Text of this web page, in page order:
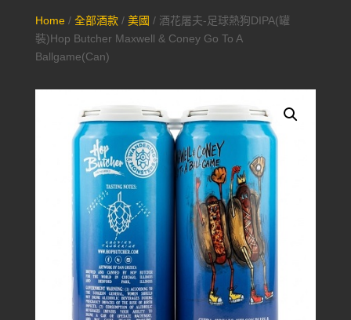
Home/ 全部酒款/ 美國 / 酒花屠夫-足球熱狗DIPA(罐
裝)Hop Butcher Maxwell & Coney Go To A
Ballgame(Can)